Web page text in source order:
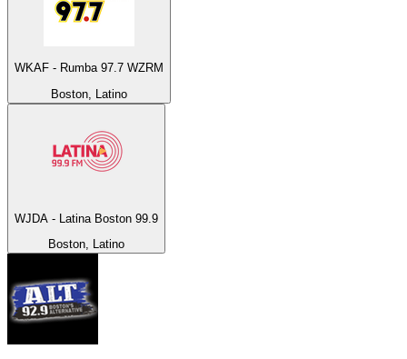
WKAF - Rumba 97.7 WZRM
Boston, Latino
WJDA - Latina Boston 99.9
Boston, Latino